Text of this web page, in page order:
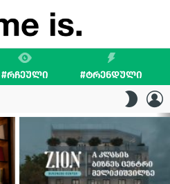
#ᲠᲩᲔᲣᲚᲘ #ᲢᲠᲔᲜᲓᲣᲚᲘ
SKIN